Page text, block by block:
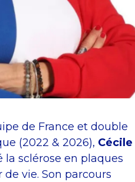
de France et double
(2022 & 2026), Cécile
la sclérose en plaques
vie. Son parcours